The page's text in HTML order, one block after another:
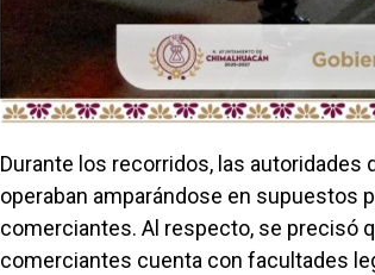
Durante los recorridos, las
operaban amparándose en supuestos
comerciantes. Al respecto, se precisó
comerciantes cuenta con facultades